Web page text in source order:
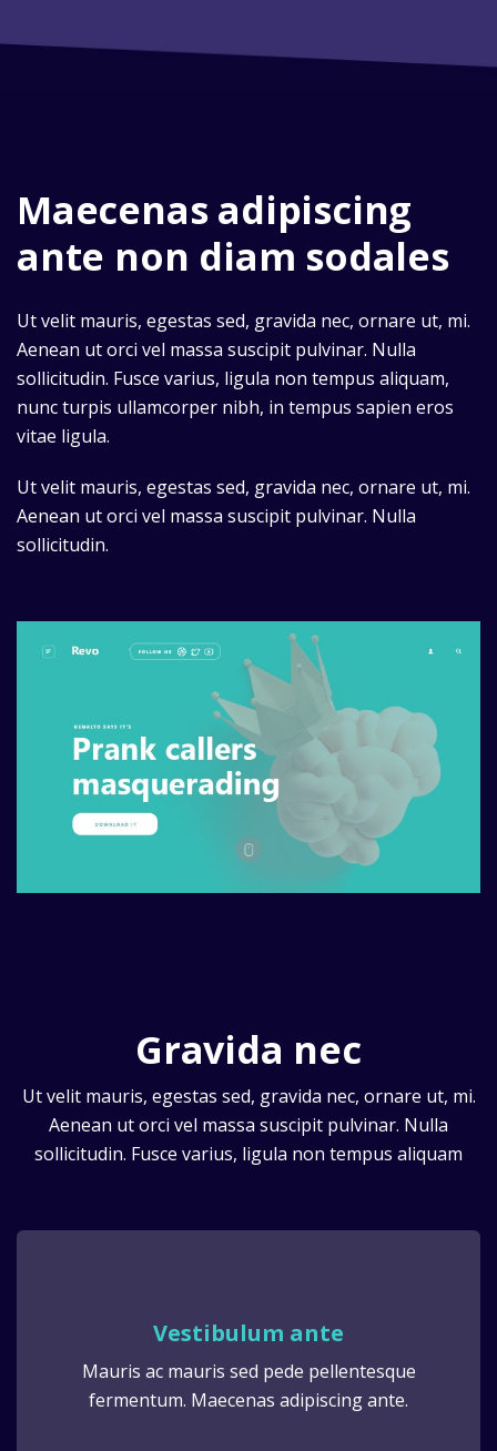
Maecenas adipiscing
ante non diam sodales
Ut velit mauris, egestas sed, gravida nec, ornare ut, mi.
Aenean ut orci vel massa suscipit pulvinar. Nulla
sollicitudin. Fusce varius, ligula non tempus aliquam,
nunc turpis ullamcorper nibh, in tempus sapien eros
vitae ligula.
Ut velit mauris, egestas sed, gravida nec, ornare ut, mi.
Aenean ut orci vel massa suscipit pulvinar. Nulla
sollicitudin.
Gravida nec
Ut velit mauris, egestas sed, gravida nec, ornare ut, mi.
Aenean ut orci vel massa suscipit pulvinar. Nulla
sollicitudin. Fusce varius, ligula non tempus aliquam
Vestibulum ante
Mauris ac mauris sed pede pellentesque
fermentum. Maecenas adipiscing ante.